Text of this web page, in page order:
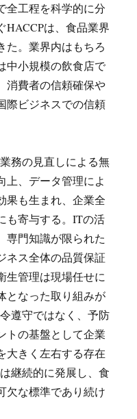
全工程を科学的に分
HACCPは、食品業界
た。業界内はもちろ
中小規模の飲食店で
消費者の信頼確保や
際ビジネスでの信頼
務の見直しによる無
上、データ管理によ
果も生まれ、企業全
も寄与する。ITの活
専門知識が限られた
ネス全体の品質保証
生管理は現場任せに
となった取り組みが
遵守ではなく、予防
トの基盤として企業
大きく左右する存在
継続的に発展し、食
欠な標準であり続け